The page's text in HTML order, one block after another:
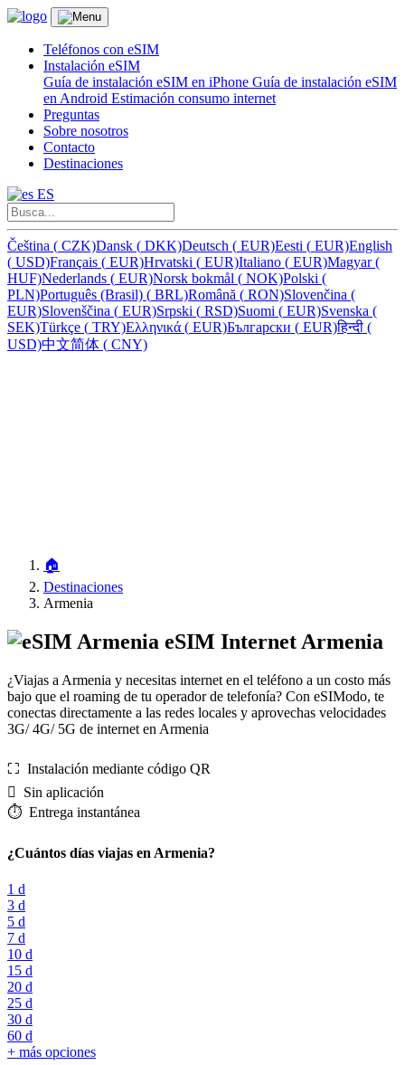
Teléfonos con eSIM
Instalación eSIM
Guía de instalación eSIM en iPhone Guía de instalación eSIM
en Android Estimación consumo internet
Preguntas
Sobre nosotros
Contacto
Destinaciones
ES
Čeština ( CZK)Dansk ( DKK)Deutsch ( EUR)Eesti ( EUR)English
( USD)Français ( EUR)Hrvatski ( EUR)Italiano ( EUR)Magyar(
HUF)Nederlands ( EUR)Norsk bokmål ( NOK)Polski (
PLN)Português (Brasil) ( BRL)Română ( RON)Slovenčina (
EUR)Slovenščina ( EUR)Srpski ( RSD)Suomi ( EUR)Svenska (
SEK)Türkçe ( TRY)Ελληνικά ( EUR)Български ( EUR)हिन्दी (
USD)中文简体 ( CNY)
🏠
Destinaciones
Armenia
eSIM Internet Armenia
¿Viajas a Armenia y necesitas internet en el teléfono a un costo más
bajo que el roaming de tu operador de telefonía? Con eSIModo, te
conectas directamente a las redes locales y aprovechas velocidades
3G/ 4G/ 5G de internet en Armenia
⛶️️ Instalación mediante código QR
️ Sin aplicación
⏱️️ Entrega instantánea
¿Cuántos días viajas en Armenia?
1 d
3 d
5 d
7 d
10 d
15 d
20 d
25 d
30 d
60 d
+ más opciones